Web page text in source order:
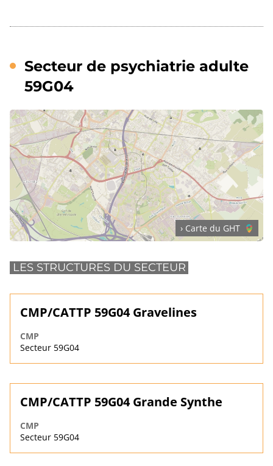
Secteur de psychiatrie adulte
59G04
› Carte du GHT
LES STRUCTURES DU SECTEUR
CMP/CATTP 59G04 Gravelines
CMP
Secteur 59G04
CMP/CATTP 59G04 Grande Synthe
CMP
Secteur 59G04